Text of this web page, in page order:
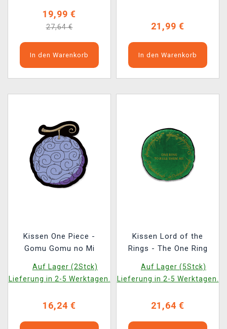
19,99 €
27,64 €
In den Warenkorb
21,99 €
In den Warenkorb
Kissen One Piece -
Gomu Gomu no Mi
Auf Lager (2Stck)
Lieferung in 2-5 Werktagen.
16,24 €
Kissen Lord of the
Rings - The One Ring
Auf Lager (5Stck)
Lieferung in 2-5 Werktagen.
21,64 €